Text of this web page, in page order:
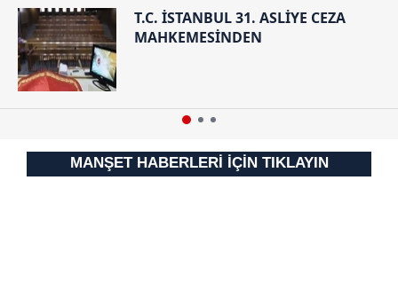
T.C. İSTANBUL 31. ASLİYE CEZA
MAHKEMESİNDEN
MANŞET HABERLERİ İÇİN TIKLAYIN